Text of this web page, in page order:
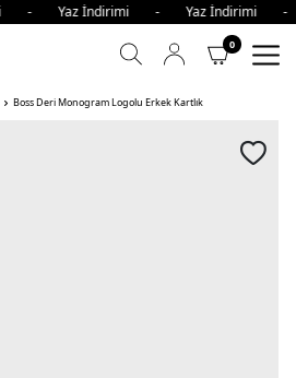
- Yaz İndirimi - Yaz
0
Boss Deri Monogram Logolu Erkek Kartlık